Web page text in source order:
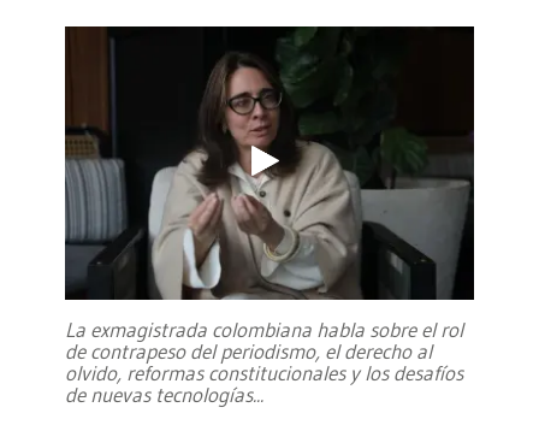
La exmagistrada colombiana habla sobre el rol
de contrapeso del periodismo, el derecho al
olvido, reformas constitucionales y los desafíos
de nuevas tecnologías...